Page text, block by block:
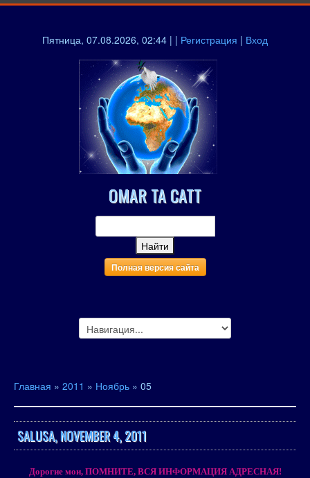
Пятница, 07.08.2026, 02:44 | | Регистрация | Вход
OMAR TA CATT
Полная версия сайта
Главная » 2011 » Ноябрь » 05
SALUSA, NOVEMBER 4, 2011
Дорогие мои, ПОМНИТЕ, ВСЯ ИНФОРМАЦИЯ АДРЕСНАЯ!